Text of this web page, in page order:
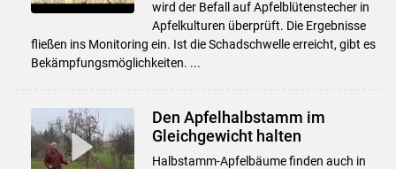
wird der Befall auf Apfelblütenstecher in
Apfelkulturen überprüft. Die Ergebnisse
fließen ins Monitoring ein. Ist die Schadschwelle erreicht, gibt es
Bekämpfungsmöglichkeiten. ...
Den Apfelhalbstamm im
Gleichgewicht halten
Halbstamm-Apfelbäume finden auch in